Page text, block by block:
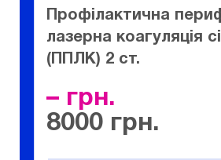
Профілактична
лазерна коагуляція
(ППЛК) 2 ст.
8000
–